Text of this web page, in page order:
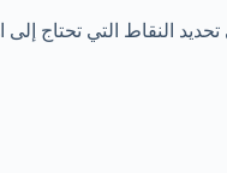
النقاط التي تحتاج